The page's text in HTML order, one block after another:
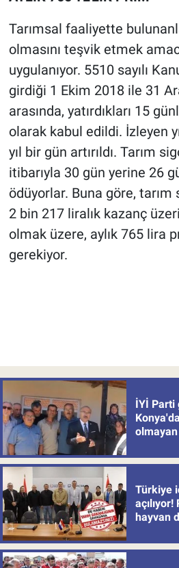
Tarımsal faaliyette
olmasını teşvik etmek
uygulanıyor. 5510 sayılı
girdiği 1 Ekim 2018 ile 31
arasında, yatırdıkları 15
olarak kabul edildi. İzleyen
yıl bir gün artırıldı. Tarım
itibarıyla 30 gün yerine 26
ödüyorlar. Buna göre, tarım
2 bin 217 liralık kazanç
olmak üzere, aylık 765 lira
gerekiyor.
İYİ Parti
Türkiye
hayvan